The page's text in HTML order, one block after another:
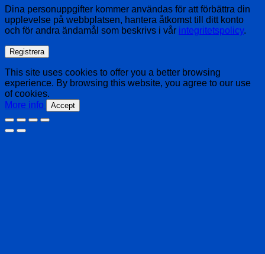
Dina personuppgifter kommer användas för att förbättra din
upplevelse på webbplatsen, hantera åtkomst till ditt konto
och för andra ändamål som beskrivs i vår integritetspolicy.
Registrera
This site uses cookies to offer you a better browsing
experience. By browsing this website, you agree to our use
of cookies.
More info
Accept